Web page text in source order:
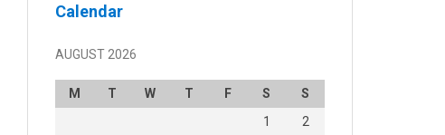
Calendar
AUGUST 2026
M T W T F S
S
1
2